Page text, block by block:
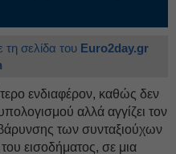
σελίδα του Euro2day.gr
ενδιαφέρον, καθώς δεν
αλλά αγγίζει τον
των συνταξιούχων
εισοδήματος, σε μια